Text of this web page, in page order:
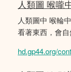
人類圖 喉嚨
人類圖中 喉輪
看著東西，會自
hd.gp44.org/